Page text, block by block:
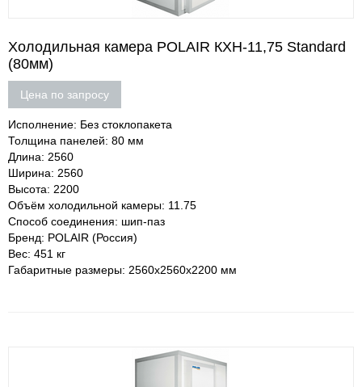
Холодильная камера POLAIR КХН-11,75 Standard
(80мм)
Цена по запросу
Исполнение: Без стоклопакета
Толщина панелей: 80 мм
Длина: 2560
Ширина: 2560
Высота: 2200
Объём холодильной камеры: 11.75
Способ соединения: шип-паз
Бренд: POLAIR (Россия)
Вес: 451 кг
Габаритные размеры: 2560х2560х2200 мм